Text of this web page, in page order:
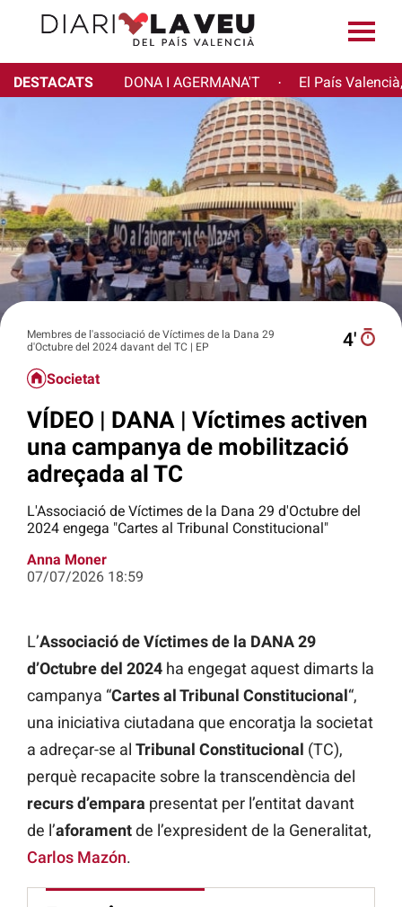
DESTACATS DONA I AGERMANA'T · El País
Membres de l'associació de Víctimes de la Dana 29
d'Octubre del 2024 davant del TC | EP
4′
Societat
VÍDEO | DANA | Víctimes activen
una campanya de mobilització
adreçada al TC
L'Associació de Víctimes de la Dana 29 d'Octubre del
2024 engega "Cartes al Tribunal Constitucional"
Anna Moner
07/07/2026 18:59
L’Associació de Víctimes de la DANA 29
d’Octubre del 2024 ha engegat aquest dimarts la
campanya “Cartes al Tribunal Constitucional“,
una iniciativa ciutadana que encoratja la societat
a adreçar-se al Tribunal Constitucional (TC),
perquè recapacite sobre la transcendència del
recurs d’empara presentat per l’entitat davant
de l’aforamentde l’expresident de la Generalitat,
Carlos Mazón.